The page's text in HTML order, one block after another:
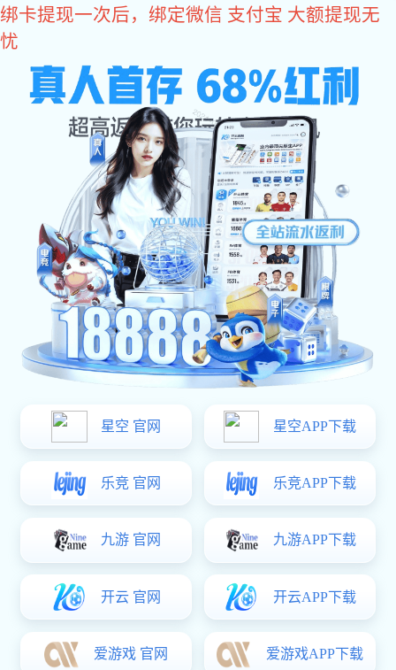
旺财28
关于旺财28
旺财28-科技赋能场景,让娱乐更有趣。 是众多国际品牌阀门、
仪表及相关流机械设备产品在中国的授权代理公司。主要品牌包括,
GF管路系统的PVDF现货，Agru管路系统的PVDF现货，PVDF特殊
尺寸定制，德国盖米阀门，东丽、海德能反渗透膜，桑德斯的换热
器，Plast-O-Matic塑料阀门，台湾协羽，台湾环琪等国际品牌产
品。业务范围涉及半导体、石油、化工、电力、汽车、航空航天、
公司商业办公位于上海市普陀区中心区域，还拥有800平方米的
生产和维修车间，具备制造和系统集成能力。
了解更多
推荐产品